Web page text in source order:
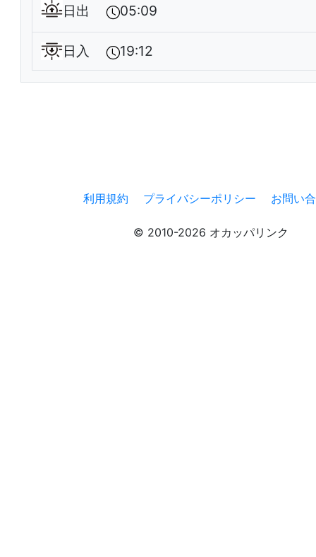
日出 05:09
日入 19:12
利用規約 プライバシーポリシー お問い
© 2010-2026 オカッパリンク